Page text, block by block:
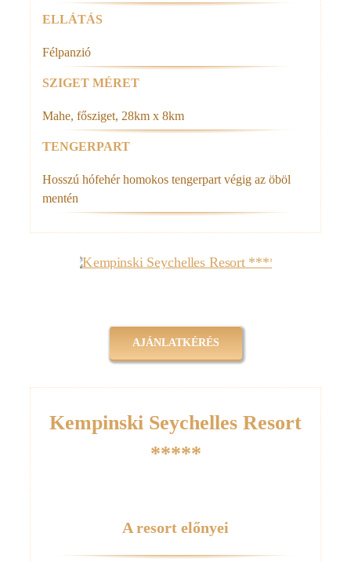
ELLÁTÁS
Félpanzió
SZIGET MÉRET
Mahe, fősziget, 28km x 8km
TENGERPART
Hosszú hófehér homokos tengerpart végig az öböl
mentén
AJÁNLATKÉRÉS
Kempinski Seychelles Resort
*****
A resort előnyei